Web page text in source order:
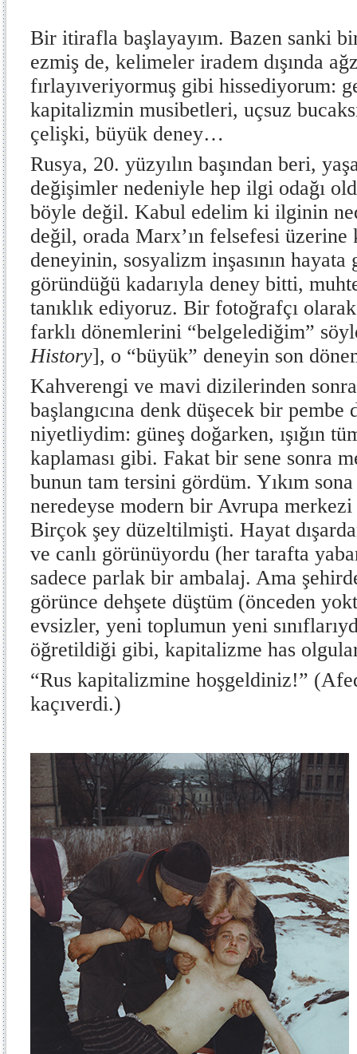
Bir itirafla başlayayım. Bazen sanki
ezmiş de, kelimeler iradem dışında
fırlayıveriyormuş gibi hissediyorum:
kapitalizmin musibetleri, uçsuz
çelişki, büyük deney…
Rusya, 20. yüzyılın başından beri,
değişimler nedeniyle hep ilgi odağı
böyle değil. Kabul edelim ki ilginin
değil, orada Marx’ın felsefesi
deneyinin, sosyalizm inşasının
göründüğü kadarıyla deney bitti,
tanıklık ediyoruz. Bir fotoğrafçı
farklı dönemlerini “belgelediğim”
History], o “büyük” deneyin son
Kahverengi ve mavi dizilerinden
başlangıcına denk düşecek bir pembe
niyetliydim: güneş doğarken, ışığın
kaplaması gibi. Fakat bir sene sonra
bunun tam tersini gördüm. Yıkım
neredeyse modern bir Avrupa merkezi
Birçok şey düzeltilmişti. Hayat
ve canlı görünüyordu (her tarafta
sadece parlak bir ambalaj. Ama
görünce dehşete düştüm (önceden
evsizler, yeni toplumun yeni
öğretildiği gibi, kapitalizme has
“Rus kapitalizmine hoşgeldiniz!”
kaçıverdi.)